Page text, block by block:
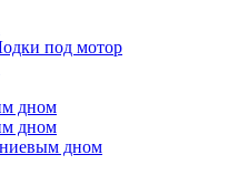
под мотор
дном
дном
дном